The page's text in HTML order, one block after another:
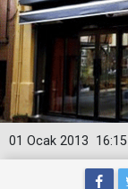
16:15
01 Ocak 2013